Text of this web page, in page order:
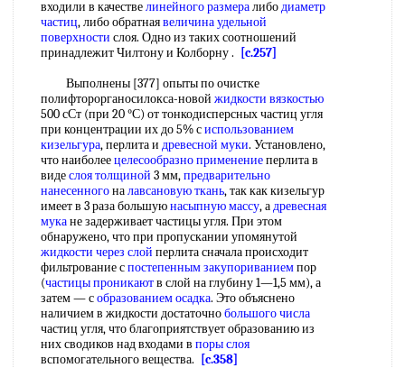
входили в качествелинейного размералибодиаметр
частиц, либо обратнаявеличина удельной
поверхности слоя. Одно из таких соотношений
принадлежит Чилтону и Колборну .
[c.257]
Выполнены [377] опыты по очистке
полифторорганосилокса-новой жидкости вязкостью
500 сСт (при 20 °С) от тонкодисперсных частиц угля
при концентрации их до 5% сиспользованием
кизельгура, перлита и древесной муки. Установлено,
что наиболеецелесообразно применениеперлита в
видеслоя толщиной 3 мм,предварительно
нанесенногоналавсановую ткань, так как кизельгур
имеет в 3 раза большуюнасыпную массу, адревесная
мукане задерживает частицы угля. При этом
обнаружено, что при пропускании упомянутой
жидкости через слой перлита сначала происходит
фильтрование спостепенным закупориваниемпор
(частицы проникаютв слой на глубину 1—1,5 мм), а
затем — собразованием осадка. Это объяснено
наличием в жидкости достаточнобольшого числа
частиц угля, что благоприятствует образованию из
них сводиков над входами в поры слоя
вспомогательного вещества.
[c.358]